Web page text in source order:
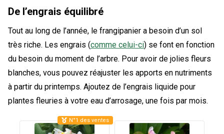
De l’engrais équilibré
Tout au long de l’année, le frangipanier a besoin d’un sol
très riche. Les engrais (comme celui-ci) se font en fonction
du besoin du moment de l’arbre. Pour avoir de jolies fleurs
blanches, vous pouvez réajuster les apports en nutriments
à partir du printemps. Ajoutez de l’engrais liquide pour
plantes fleuries à votre eau d’arrosage, une fois par mois.
N°1 des ventes